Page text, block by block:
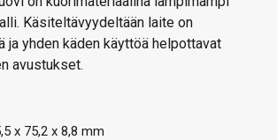
Käsiteltävyydeltään laite on
ja yhden käden käyttöä helpottavat
avustukset.
x 75,2 x 8,8 mm